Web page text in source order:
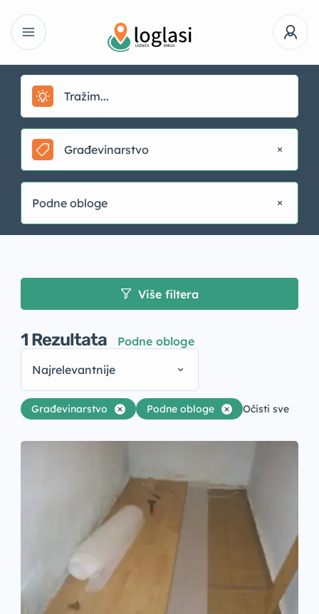
Građevinarstvo
Podne obloge
Više filtera
1 Rezultata
Podne obloge
Najrelevantnije
Građevinarstvo Podne obloge Očisti sve